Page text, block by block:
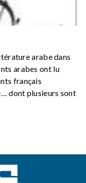
arabe dans
arabes ont lu
français
dont plusieurs sont